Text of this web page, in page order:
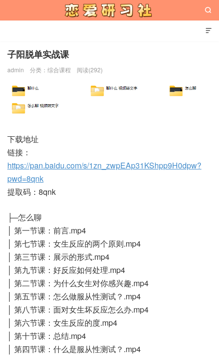


子阳脱单实战课
admin 分类： 综合课程 阅读(292)
下载地址
链接：
https://pan.baidu.com/s/1zn_zwpEAp31KShpp9H0dpw?
pwd=8qnk
提取码：8qnk
├─怎么聊
│ 第一节课：前言.mp4
│ 第七节课：女生反应的两个原则.mp4
│ 第三节课：展示的形式.mp4
│ 第九节课：好反应如何处理.mp4
│ 第二节课：为什么女生对你感兴趣.mp4
│ 第五节课：怎么做服从性测试？.mp4
│ 第八节课：面对女生坏反应怎么办.mp4
│ 第六节课：女生反应的度.mp4
│ 第十节课：总结.mp4
│ 第四节课：什么是服从性测试？.mp4